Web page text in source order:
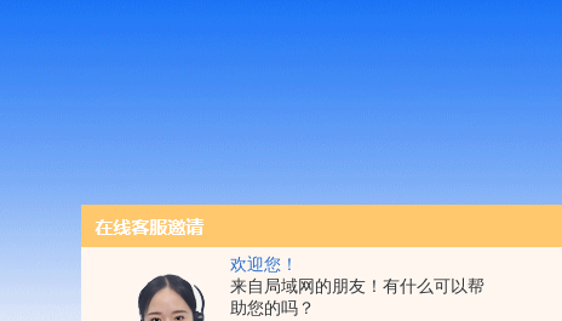
欢迎您！
来自局域网的朋友！有什么可以帮
助您的吗？